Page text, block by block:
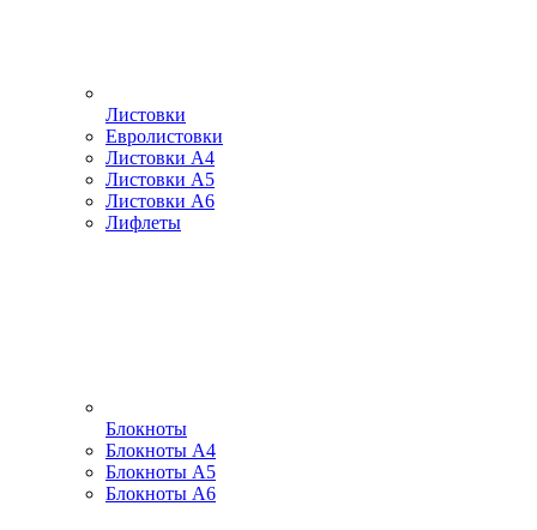
Листовки
Евролистовки
Листовки А4
Листовки А5
Листовки А6
Лифлеты
Блокноты
Блокноты А4
Блокноты А5
Блокноты А6